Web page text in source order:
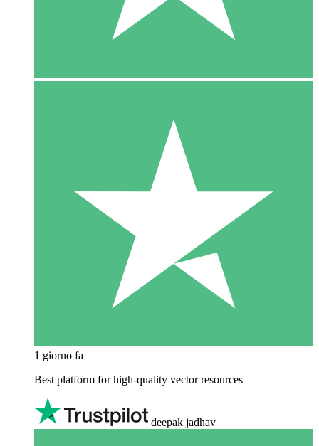
1 giorno fa
Best platform for high-quality vector resources
deepak jadhav